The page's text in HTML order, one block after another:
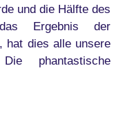
und die Hälfte des
Ergebnis der
hat dies alle unsere
phantastische